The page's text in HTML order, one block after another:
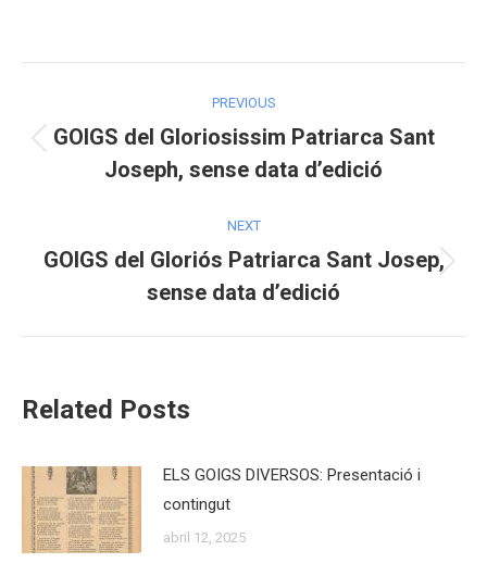
navigation
PREVIOUS
Previous
post:
GOIGS del Gloriosissim Patriarca Sant
Joseph, sense data d’edició
NEXT
Next
post:
GOIGS del Gloriós Patriarca Sant Josep,
sense data d’edició
Related Posts
ELS GOIGS DIVERSOS: Presentació i
contingut
abril 12, 2025